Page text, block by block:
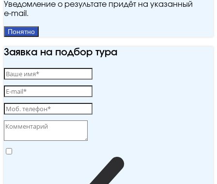
Уведомление о результате придёт на указанный
e‑mail.
Понятно
Заявка на подбор тура